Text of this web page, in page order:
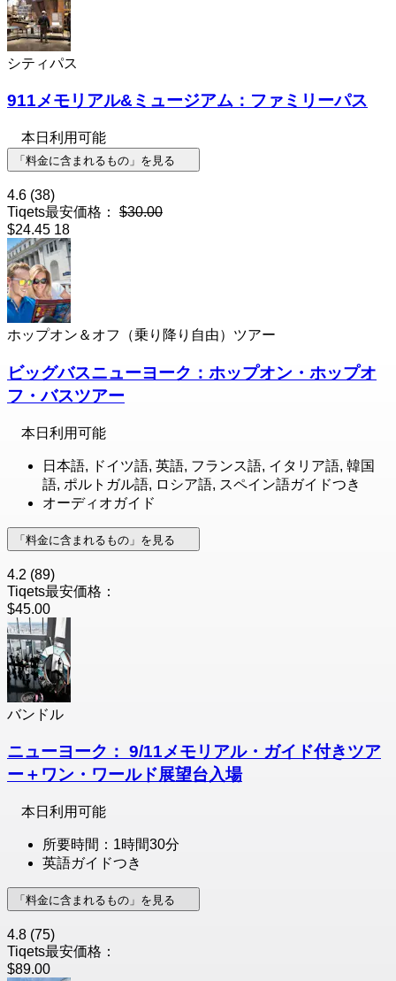
シティパス
911メモリアル&ミュージアム：ファミリーパス
本日利用可能
「料金に含まれるもの」を見る
4.6 (38)
Tiqets最安価格： $30.00
$24.45 18
ホップオン＆オフ（乗り降り自由）ツアー
ビッグバスニューヨーク：ホップオン・ホップオ
フ・バスツアー
本日利用可能
日本語, ドイツ語, 英語, フランス語, イタリア語, 韓国
語, ポルトガル語, ロシア語, スペイン語ガイドつき
オーディオガイド
「料金に含まれるもの」を見る
4.2 (89)
Tiqets最安価格：
$45.00
バンドル
ニューヨーク： 9/11メモリアル・ガイド付きツア
ー＋ワン・ワールド展望台入場
本日利用可能
所要時間：1時間30分
英語ガイドつき
「料金に含まれるもの」を見る
4.8 (75)
Tiqets最安価格：
$89.00